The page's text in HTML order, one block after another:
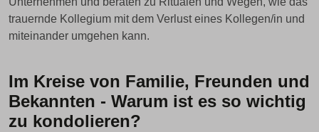
trauernde Kollegium mit dem Verlust eines Kollegen/in und
miteinander umgehen kann.
Im Kreise von Familie, Freunden und
Bekannten - Warum ist es so wichtig
zu kondolieren?